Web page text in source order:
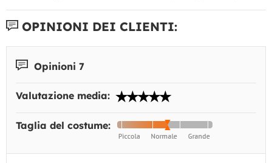
OPINIONI DEI CLIENTI:
Opinioni 7
Valutazione media:
Taglia del costume: